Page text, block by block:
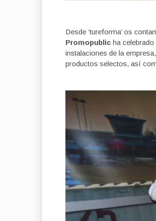
Desde ‘tureforma’ os
Promopublic ha
instalaciones de la
productos selectos, así